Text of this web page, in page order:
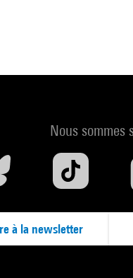
Nous sommes
à la newsletter